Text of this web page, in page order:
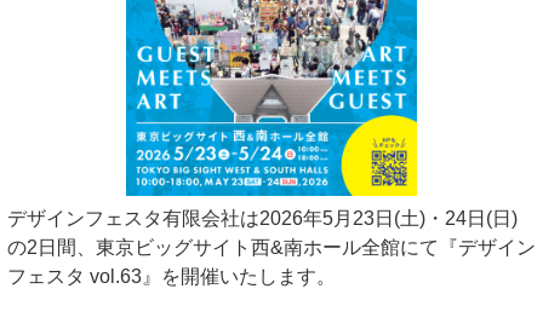
デザインフェスタ有限会社は2026年5月23日(土)・24日(日)
の2日間、東京ビッグサイト西&南ホール全館にて『デザイン
フェスタ vol.63』を開催いたします。